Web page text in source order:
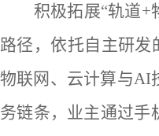
积极拓展“轨道+
路径 ， 依托自主研发
物联网、云计算与AI
务链条，业主通过手